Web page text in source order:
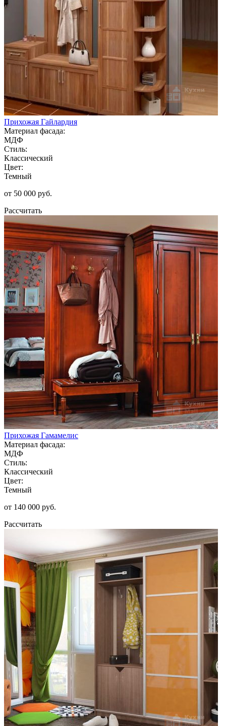
Прихожая Гайлардия
Материал фасада:
МДФ
Стиль:
Классический
Цвет:
Темный
от 50 000 руб.
Рассчитать
Прихожая Гамамелис
Материал фасада:
МДФ
Стиль:
Классический
Цвет:
Темный
от 140 000 руб.
Рассчитать